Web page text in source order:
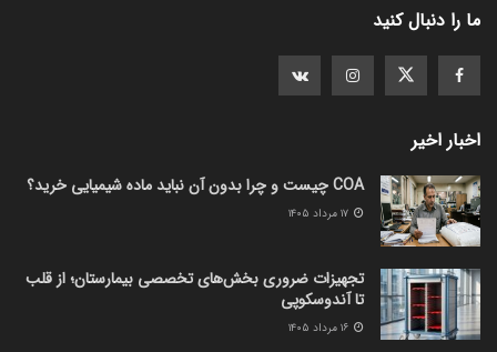
ما را دنبال کنید
اخبار اخیر
COA چیست و چرا بدون آن نباید ماده شیمیایی خرید؟
تجهیزات ضروری بخش‌های تخصصی بیمارستان؛ از قلب
تا آندوسکوپی